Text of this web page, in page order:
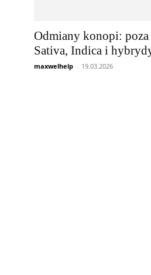
Odmiany konopi: poza
Sativa, Indica i
maxwelhelp - 19.03.2026